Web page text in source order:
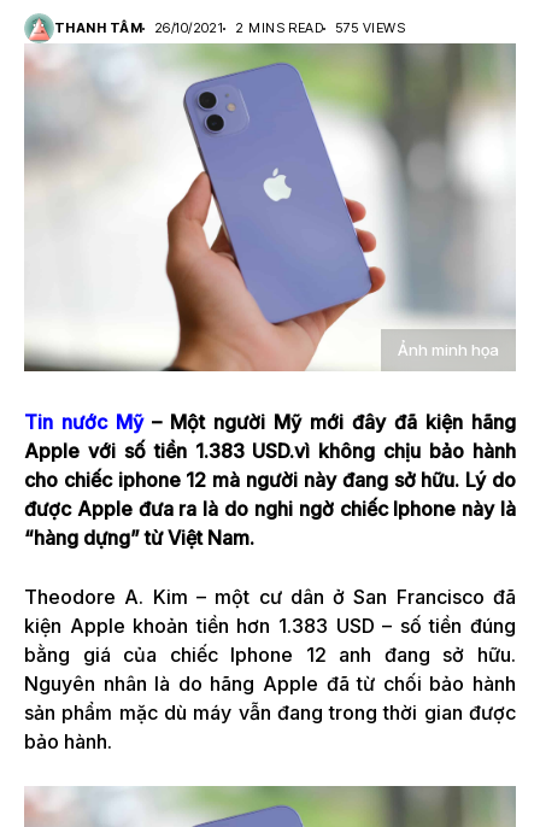
THANH TÂM 26/10/2021 2 MINS READ 575 VIEWS
Ảnh minh họa
Tin nước Mỹ– Một người Mỹ mới đây đã kiện hãng
Apple với số tiền 1.383 USD.vì không chịu bảo hành
cho chiếc iphone 12 mà người này đang sở hữu. Lý do
được Apple đưa ra là do nghi ngờ chiếc Iphone này là
“hàng dựng” từ Việt Nam.
Theodore A. Kim – một cư dân ở San Francisco đã
kiện Apple khoản tiền hơn 1.383 USD – số tiền đúng
bằng giá của chiếc Iphone 12 anh đang sở hữu.
Nguyên nhân là do hãng Apple đã từ chối bảo hành
sản phẩm mặc dù máy vẫn đang trong thời gian được
bảo hành.